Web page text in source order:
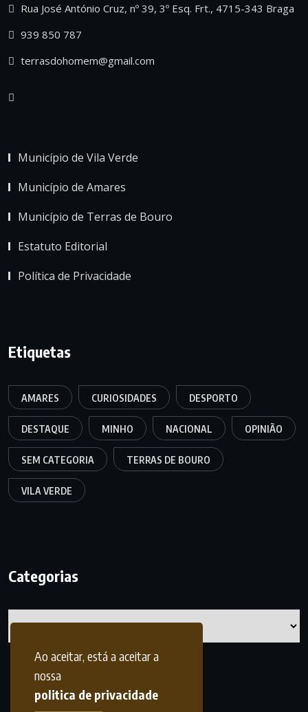
Ao aceitar, está a aceitar a
nossa
politica de privacidade
Rua José António Cruz, nº 39, 3º Esq. Frt., 4715-343 Braga
939 850 787
terrasdohomem@gmail.com
Município de Vila Verde
Município de Amares
Município de Terras de Bouro
Estatuto Editorial
Política de Privacidade
Etiquetas
AMARES CURIOSIDADES DESPORTO
DESTAQUE MINHO NACIONAL OPINIÃO
SEM CATEGORIA TERRAS DE BOURO
VILA VERDE
Categorias